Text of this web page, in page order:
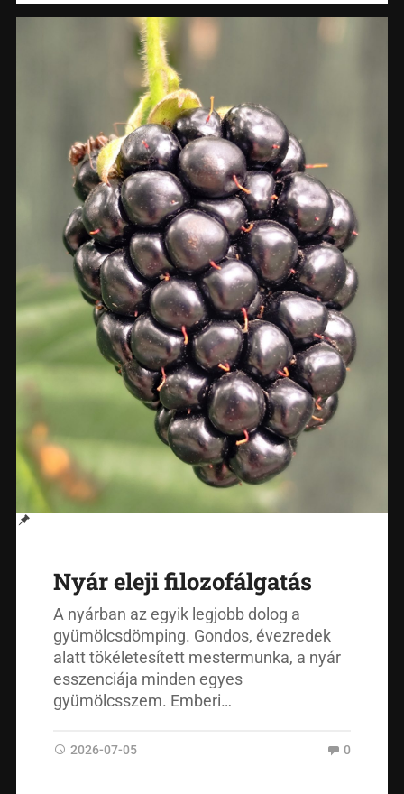
Nyár eleji filozofálgatás
A nyárban az egyik legjobb dolog a
gyümölcsdömping. Gondos, évezredek
alatt tökéletesített mestermunka, a nyár
esszenciája minden egyes
gyümölcsszem. Emberi…
2026-07-05 0